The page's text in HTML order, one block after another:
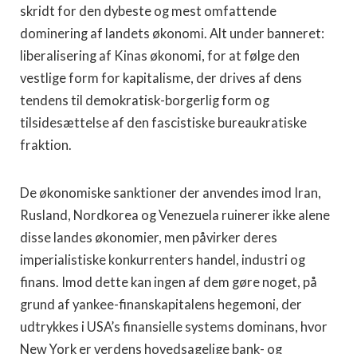
skridt for den dybeste og mest omfattende
dominering af landets økonomi. Alt under banneret:
liberalisering af Kinas økonomi, for at følge den
vestlige form for kapitalisme, der drives af dens
tendens til demokratisk-borgerlig form og
tilsidesættelse af den fascistiske bureaukratiske
fraktion.
De økonomiske sanktioner der anvendes imod Iran,
Rusland, Nordkorea og Venezuela ruinerer ikke alene
disse landes økonomier, men påvirker deres
imperialistiske konkurrenters handel, industri og
finans. Imod dette kan ingen af dem gøre noget, på
grund af yankee-finanskapitalens hegemoni, der
udtrykkes i USA’s finansielle systems dominans, hvor
New York er verdens hovedsagelige bank- og